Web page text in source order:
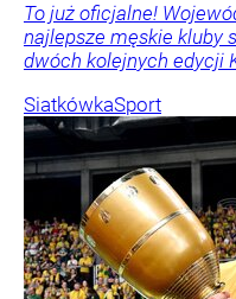
To już oficjalne!
najlepsze męskie kluby
dwóch kolejnych edycji
SiatkówkaSport